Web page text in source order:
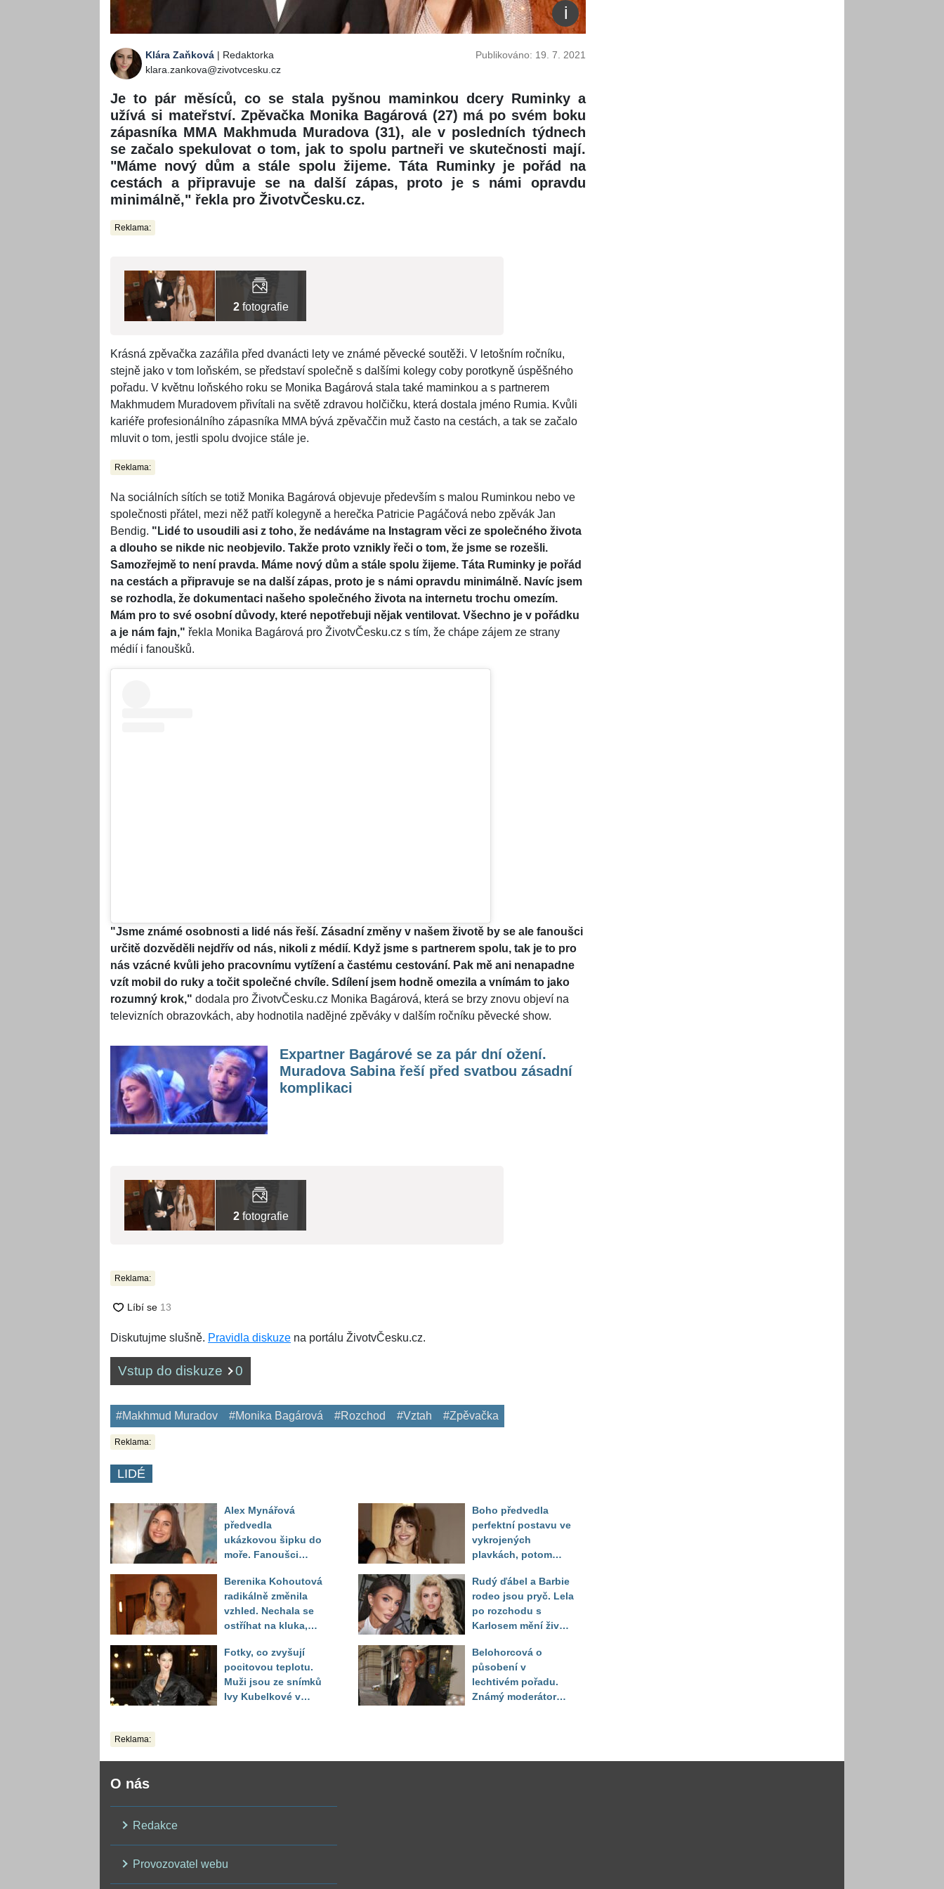
Klára Zaňková | Redaktorka
klara.zankova@zivotvcesku.cz
Publikováno: 19. 7. 2021
Je to pár měsíců, co se stala pyšnou maminkou dcery Ruminky a
užívá si mateřství. Zpěvačka Monika Bagárová (27) má po svém boku
zápasníka MMA Makhmuda Muradova (31), ale v posledních týdnech
se začalo spekulovat o tom, jak to spolu partneři ve skutečnosti mají.
"Máme nový dům a stále spolu žijeme. Táta Ruminky je pořád na
cestách a připravuje se na další zápas, proto je s námi opravdu
minimálně," řekla pro ŽivotvČesku.cz.
Reklama:
2 fotografie
Krásná zpěvačka zazářila před dvanácti lety ve známé pěvecké soutěži. V letošním ročníku,
stejně jako v tom loňském, se představí společně s dalšími kolegy coby porotkyně úspěšného
pořadu. V květnu loňského roku se Monika Bagárová stala také maminkou a s partnerem
Makhmudem Muradovem přivítali na světě zdravou holčičku, která dostala jméno Rumia. Kvůli
kariéře profesionálního zápasníka MMA bývá zpěvaččin muž často na cestách, a tak se začalo
mluvit o tom, jestli spolu dvojice stále je.
Reklama:
Na sociálních sítích se totiž Monika Bagárová objevuje především s malou Ruminkou nebo ve
společnosti přátel, mezi něž patří kolegyně a herečka Patricie Pagáčová nebo zpěvák Jan
Bendig. "Lidé to usoudili asi z toho, že nedáváme na Instagram věci ze společného života
a dlouho se nikde nic neobjevilo. Takže proto vznikly řeči o tom, že jsme se rozešli.
Samozřejmě to není pravda. Máme nový dům a stále spolu žijeme. Táta Ruminky je pořád
na cestách a připravuje se na další zápas, proto je s námi opravdu minimálně. Navíc jsem
se rozhodla, že dokumentaci našeho společného života na internetu trochu omezím.
Mám pro to své osobní důvody, které nepotřebuji nějak ventilovat. Všechno je v pořádku
a je nám fajn," řekla Monika Bagárová pro ŽivotvČesku.cz s tím, že chápe zájem ze strany
médií i fanoušků.
"Jsme známé osobnosti a lidé nás řeší. Zásadní změny v našem životě by se ale fanoušci
určitě dozvěděli nejdřív od nás, nikoli z médií. Když jsme s partnerem spolu, tak je to pro
nás vzácné kvůli jeho pracovnímu vytížení a častému cestování. Pak mě ani nenapadne
vzít mobil do ruky a točit společné chvíle. Sdílení jsem hodně omezila a vnímám to jako
rozumný krok," dodala pro ŽivotvČesku.cz Monika Bagárová, která se brzy znovu objeví na
televizních obrazovkách, aby hodnotila nadějné zpěváky v dalším ročníku pěvecké show.
Expartner Bagárové se za pár dní ožení.
Muradova Sabina řeší před svatbou zásadní
komplikaci
2 fotografie
Reklama:
Diskutujme slušně. Pravidla diskuze na portálu ŽivotvČesku.cz.
Vstup do diskuze 0
#Makhmud Muradov #Monika Bagárová #Rozchod #Vztah #Zpěvačka
Reklama:
LIDÉ
Alex Mynářová
předvedla
ukázkovou šipku do
moře. Fanoušci
toho vypadá
Berenika Kohoutová
radikálně změnila
vzhled. Nechala se
ostříhat na kluka,
překvapily
Fotky, co zvyšují
pocitovou teplotu.
Muži jsou ze snímků
Ivy Kubelkové v
Boho předvedla
perfektní postavu ve
vykrojených
plavkách, potom
těla
Rudý ďábel a Barbie
rodeo jsou pryč. Lela
po rozchodu s
Karlosem mění život i
Sandeva
Belohorcová o
působení v
lechtivém pořadu.
Známý moderátor
Reklama:
O nás
Redakce
Provozovatel webu